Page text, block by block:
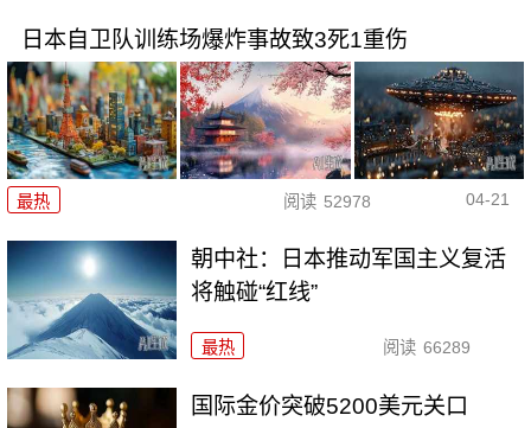
日本自卫队训练场爆炸事故致3死1重伤
最热 阅读 52978 04-21
朝中社：日本推动军国主义复活
将触碰“红线”
最热 阅读 66289
国际金价突破5200美元关口